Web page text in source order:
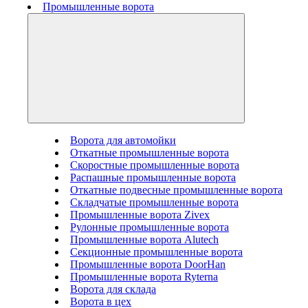
Промышленные ворота
Ворота для автомойки
Откатные промышленные ворота
Скоростные промышленные ворота
Распашные промышленные ворота
Откатные подвесные промышленные ворота
Складчатые промышленные ворота
Промышленные ворота Zivex
Рулонные промышленные ворота
Промышленные ворота Alutech
Секционные промышленные ворота
Промышленные ворота DoorHan
Промышленные ворота Ryterna
Ворота для склада
Ворота в цех